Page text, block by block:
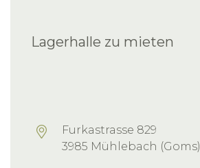
Lagerhalle zu mieten
Furkastrasse 829
3985 Mühlebach (Goms)